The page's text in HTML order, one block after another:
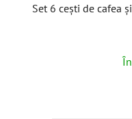
Set 6 cești de cafea